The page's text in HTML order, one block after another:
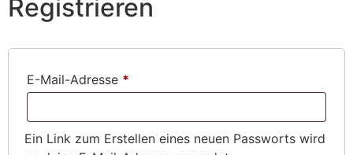
Registrieren
E-Mail-Adresse *
Ein Link zum Erstellen eines neuen Passworts wird